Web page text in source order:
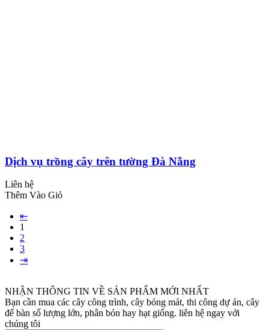
Dịch vụ trồng cây trên tường Đà Nẵng
Liên hệ
Thêm Vào Giỏ
⇤
1
2
3
⇥
NHẬN THÔNG TIN VỀ SẢN PHẨM MỚI NHẤT
Bạn cần mua các cây công trình, cây bóng mát, thi công dự án, cây
để bàn số lượng lớn, phân bón hay hạt giống. liên hệ ngay với
chúng tôi